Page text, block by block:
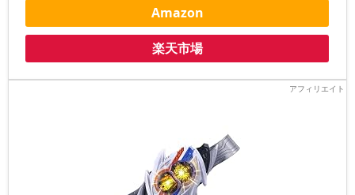
Amazon
楽天市場